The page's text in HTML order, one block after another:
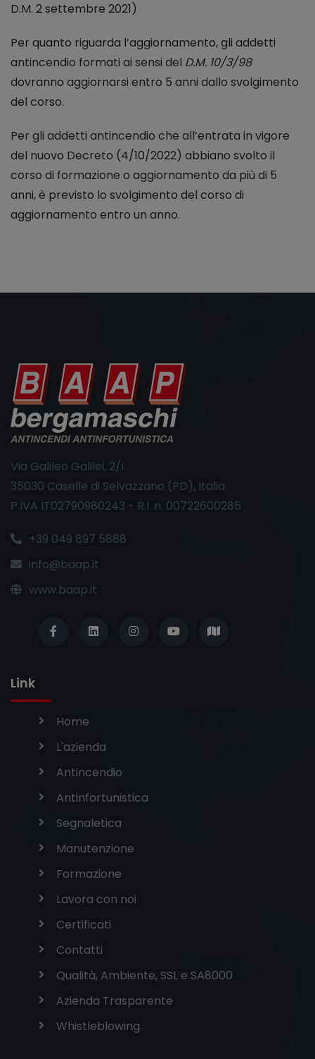
D.M. 2 settembre 2021)
Per quanto riguarda l’aggiornamento, gli addetti
antincendio formati ai sensi del D.M. 10/3/98
dovranno aggiornarsi entro 5 anni dallo svolgimento
del corso.
Per gli addetti antincendio che all’entrata in vigore
del nuovo Decreto (4/10/2022) abbiano svolto il
corso di formazione o aggiornamento da più di 5
anni, è previsto lo svolgimento del corso di
aggiornamento entro un anno.
Via Galileo Galilei, 2/I
35030 Caselle di Selvazzano (PD), Italia
P.IVA IT02790980243 - R.I. n. 00722600285
+39 049 897 5888
info@baap.it
www.baap.it
Link
Home
L'azienda
Antincendio
Antinfortunistica
Segnaletica
Manutenzione
Formazione
Lavora con noi
Certificati
Contatti
Qualità, Ambiente, SSL e SA8000
Azienda Trasparente
Whistleblowing